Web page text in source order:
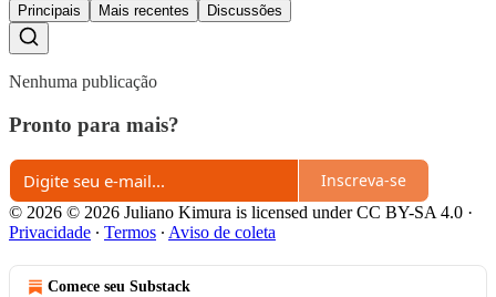
Principais Mais recentes Discussões
Nenhuma publicação
Pronto para mais?
Inscreva-se
© 2026 © 2026 Juliano Kimura is licensed under CC BY-SA 4.0 ·
Privacidade ∙ Termos ∙ Aviso de coleta
Comece seu Substack